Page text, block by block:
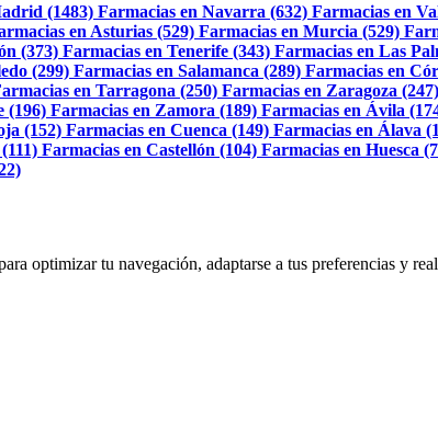
(1483) Farmacias en Navarra (632) Farmacias en
en Asturias (529) Farmacias en Murcia (529)
(373) Farmacias en Tenerife (343) Farmacias en Las
(299) Farmacias en Salamanca (289) Farmacias en
en Tarragona (250) Farmacias en Zaragoza (247)
(196) Farmacias en Zamora (189) Farmacias en Ávila
(152) Farmacias en Cuenca (149) Farmacias en Álava
Farmacias en Castellón (104) Farmacias en Huesca
optimizar tu navegación, adaptarse a tus preferencias y